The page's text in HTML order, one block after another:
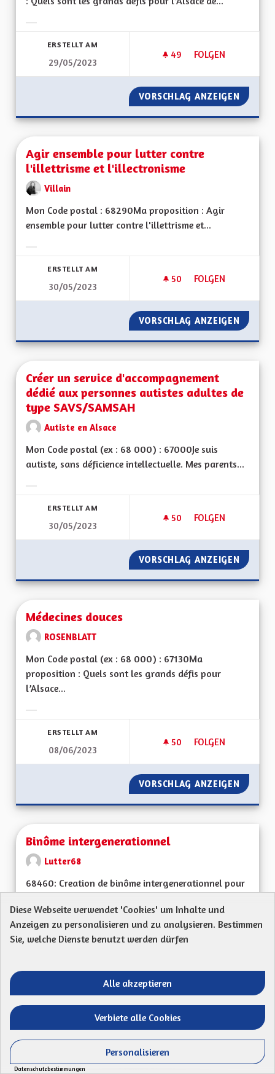
ERSTELLT AM
29/05/2023
49 49 FOLLOWER
FOLGEN
L'ALSACE TERRE
VORSCHLAG ANZEIGEN
Agir ensemble pour lutter contre
l'illettrisme et l'illectronisme
Villain
Mon Code postal : 68290Ma proposition : Agir
ensemble pour lutter contre l'illettrisme et...
ERSTELLT AM
30/05/2023
50 50 FOLLOWER
FOLGEN
AGIR ENSEMBLE
VORSCHLAG ANZEIGEN AGIR
Créer un service d'accompagnement
dédié aux personnes autistes adultes de
type SAVS/SAMSAH
Autiste en Alsace
Mon Code postal (ex : 68 000) : 67000Je suis
autiste, sans déficience intellectuelle. Mes parents...
ERSTELLT AM
30/05/2023
50 50 FOLLOWER
FOLGEN
CRÉER UN
VORSCHLAG ANZEIGEN
Médecines douces
ROSENBLATT
Mon Code postal (ex : 68 000) : 67130Ma
proposition : Quels sont les grands défis pour
l’Alsace...
ERSTELLT AM
08/06/2023
50 50 FOLLOWER
FOLGEN
MÉDECINES
VORSCHLAG ANZEIGEN
Binôme intergenerationnel
Lutter68
68460: Creation de binôme intergenerationnel pour
Ergebnisse nach Kategorie filtern:
ERSTELLT AM
VORSCHLAG ANZEIGEN
Des moyens pour la protection des
enfants
Diese Webseite verwendet 'Cookies' um Inhalte und
Anzeigen zu personalisieren und zu analysieren. Bestimmen
Sie, welche Dienste benutzt werden dürfen
Alle akzeptieren
Verbiete alle Cookies
Personalisieren
Datenschutzbestimmungen